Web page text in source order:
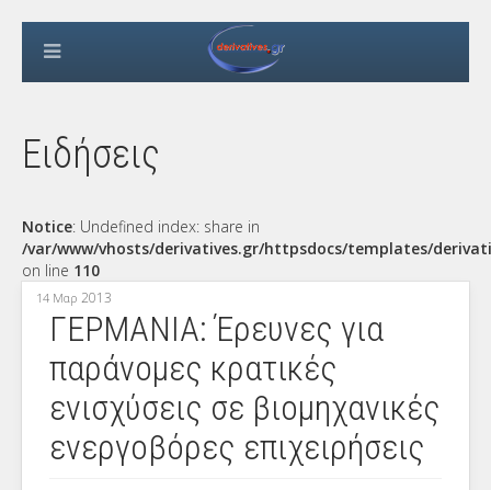
Ειδήσεις
Notice: Undefined index: share in
/var/www/vhosts/derivatives.gr/httpsdocs/templates/
on line 110
14 Μαρ 2013
ΓΕΡΜΑΝΙΑ: Έρευνες για
παράνομες κρατικές
ενισχύσεις σε βιομηχανικές
ενεργοβόρες επιχειρήσεις